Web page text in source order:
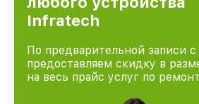
Infratech
По предварительной записи с
предоставляем скидку в
на весь прайс услуг по